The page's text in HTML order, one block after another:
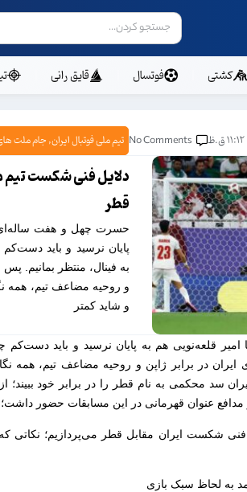
کشتی فوتسال قایق رانی
۱۱:۱۲ ق.ظ No Comments تیم ملی فوتبال ایران,جام ملت
دلایل فنی شکست تیم
قطر
حسرت چهل و هفت ساله‌ای
پایان نرسید و باید
به فینال، منتظر بمانیم. پس
و روحیه مضاعف تیم، همه
و شاید کمتر
قلعه‌نویی هم به پایان نرسید و باید دست‌کم
ایران در برابر ژاپن و روحیه مضاعف تیم، همه
سد محکمی به نام قطر را در برابر خود
مدافع عنوان قهرمانی در این مسابقات حضور
شکست ایران مقابل قطر می‌پردازیم؛ نکاتی که
به لحاظ سبک بازی